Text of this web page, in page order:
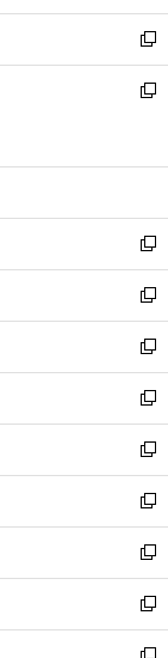
開
く
ウ
で
開
く
ン
ド
ウ
で
ウ
ィ
ン
ド
開
新
し
い
ン
ウ
で
開
く
新
ウ
ン
ド
ウ
で
開
く
新
し
い
ウ
ィ
ン
ド
ウ
で
開
く
新
し
い
ウ
ィ
ン
ド
ウ
で
開
く
新
し
い
ウ
ィ
ン
ド
ウ
で
開
く
新
し
い
ウ
ィ
ン
ド
ウ
で
開
新
し
い
ウ
ィ
ン
ド
ウ
新
し
い
ウ
ィ
ン
新
し
い
ウ
新
し